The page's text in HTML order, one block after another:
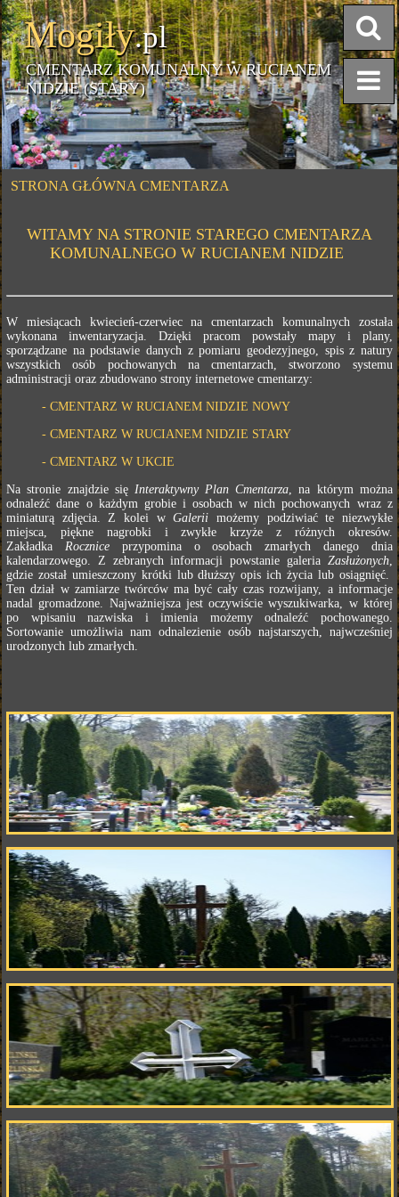
Mogiły.pl
CMENTARZ KOMUNALNY W RUCIANEM
NIDZIE (STARY)
STRONA GŁÓWNA CMENTARZA
WITAMY NA STRONIE STAREGO CMENTARZA
KOMUNALNEGO W RUCIANEM NIDZIE
W miesiącach kwiecień-czerwiec na cmentarzach komunalnych została
wykonana inwentaryzacja. Dzięki pracom powstały mapy i plany,
sporządzane na podstawie danych z pomiaru geodezyjnego, spis z natury
wszystkich osób pochowanych na cmentarzach, stworzono systemu
administracji oraz zbudowano strony internetowe cmentarzy:
- CMENTARZ W RUCIANEM NIDZIE NOWY
- CMENTARZ W RUCIANEM NIDZIE STARY
- CMENTARZ W UKCIE
Na stronie znajdzie się Interaktywny Plan Cmentarza, na którym można
odnaleźć dane o każdym grobie i osobach w nich pochowanych wraz z
miniaturą zdjęcia. Z kolei wGalerii możemy podziwiać te niezwykłe
miejsca, piękne nagrobki i zwykłe krzyże z różnych okresów.
ZakładkaRocznice przypomina o osobach zmarłych danego dnia
kalendarzowego. Z zebranych informacji powstanie galeria Zasłużonych,
gdzie został umieszczony krótki lub dłuższy opis ich życia lub osiągnięć.
Ten dział w zamiarze twórców ma być cały czas rozwijany, a informacje
nadal gromadzone. Najważniejsza jest oczywiście wyszukiwarka, w której
po wpisaniu nazwiska i imienia możemy odnaleźć pochowanego.
Sortowanie umożliwia nam odnalezienie osób najstarszych, najwcześniej
urodzonych lub zmarłych.